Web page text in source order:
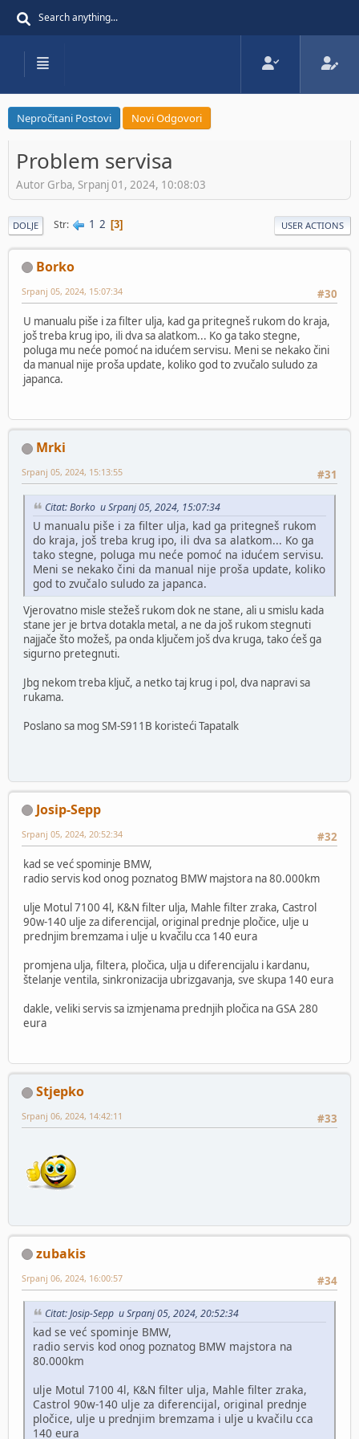
Nepročitani Postovi Novi Odgovori
Problem servisa
Autor Grba, Srpanj 01, 2024, 10:08:03
DOLJE Str 1 2 3 USER ACTIONS
Borko
#30
Srpanj 05, 2024, 15:07:34
U manualu piše i za filter ulja, kad ga pritegneš rukom do kraja,
još treba krug ipo, ili dva sa alatkom... Ko ga tako stegne,
poluga mu neće pomoć na idućem servisu. Meni se nekako čini
da manual nije proša update, koliko god to zvučalo suludo za
japanca.
Mrki
#31
Srpanj 05, 2024, 15:13:55
Citat: Borko u Srpanj 05, 2024, 15:07:34
U manualu piše i za filter ulja, kad ga pritegneš rukom
do kraja, još treba krug ipo, ili dva sa alatkom... Ko ga
tako stegne, poluga mu neće pomoć na idućem servisu.
Meni se nekako čini da manual nije proša update, koliko
god to zvučalo suludo za japanca.
Vjerovatno misle stežeš rukom dok ne stane, ali u smislu kada
stane jer je brtva dotakla metal, a ne da još rukom stegnuti
najjače što možeš, pa onda ključem još dva kruga, tako ćeš ga
sigurno pretegnuti.
Jbg nekom treba ključ, a netko taj krug i pol, dva napravi sa
rukama.
Poslano sa mog SM-S911B koristeći Tapatalk
Josip-Sepp
#32
Srpanj 05, 2024, 20:52:34
kad se već spominje BMW,
radio servis kod onog poznatog BMW majstora na 80.000km
ulje Motul 7100 4l, K&N filter ulja, Mahle filter zraka, Castrol
90w-140 ulje za diferencijal, original prednje pločice, ulje u
prednjim bremzama i ulje u kvačilu cca 140 eura
promjena ulja, filtera, pločica, ulja u diferencijalu i kardanu,
štelanje ventila, sinkronizacija ubrizgavanja, sve skupa 140 eura
dakle, veliki servis sa izmjenama prednjih pločica na GSA 280
eura
Stjepko
#33
Srpanj 06, 2024, 14:42:11
zubakis
#34
Srpanj 06, 2024, 16:00:57
Citat: Josip-Sepp u Srpanj 05, 2024, 20:52:34
kad se već spominje BMW,
radio servis kod onog poznatog BMW majstora na
80.000km
ulje Motul 7100 4l, K&N filter ulja, Mahle filter zraka,
Castrol 90w-140 ulje za diferencijal, original prednje
pločice, ulje u prednjim bremzama i ulje u kvačilu cca
140 eura